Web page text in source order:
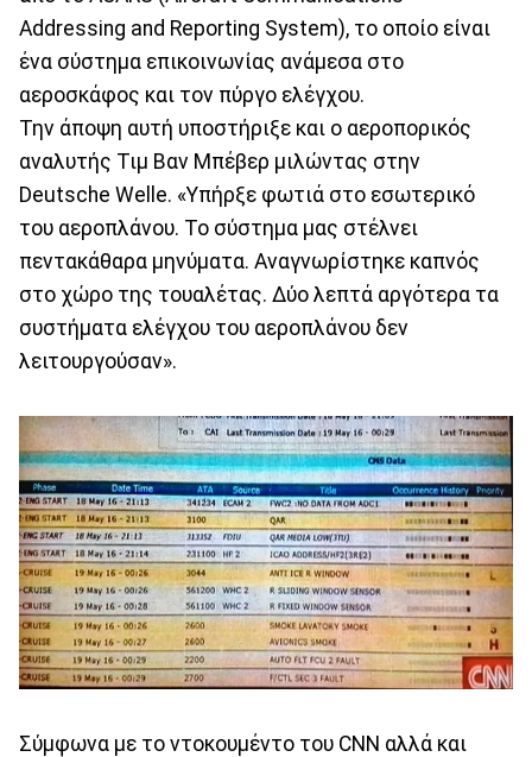
Addressing and Reporting System), το οποίο είναι
ένα σύστημα επικοινωνίας ανάμεσα στο
αεροσκάφος και τον πύργο ελέγχου.
Την άποψη αυτή υποστήριξε και ο αεροπορικός
αναλυτής Τιμ Βαν Μπέβερ μιλώντας στην
Deutsche Welle. «Υπήρξε φωτιά στο εσωτερικό
του αεροπλάνου. Το σύστημα μας στέλνει
πεντακάθαρα μηνύματα. Αναγνωρίστηκε καπνός
στο χώρο της τουαλέτας. Δύο λεπτά αργότερα τα
συστήματα ελέγχου του αεροπλάνου δεν
λειτουργούσαν».
Σύμφωνα με το ντοκουμέντο του CNN αλλά και